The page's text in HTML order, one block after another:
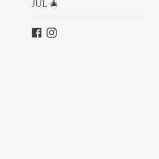
JUL 🎄
FacebookInstagram